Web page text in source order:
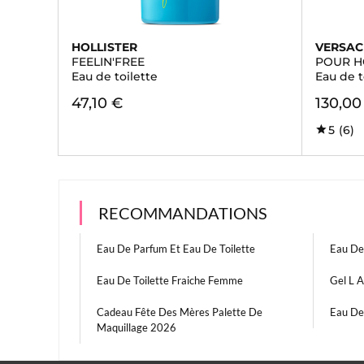
HOLLISTER
FEELIN'FREE
Eau de toilette
47,10 €
POUR
Eau de
5 (6)
RECOMMANDATIONS
Eau De Parfum Et Eau De Toilette Eau
Eau De Toilette Fraiche Femme Gel L
Cadeau Fête Des Mères Palette De
Maquillage 2026
Eau